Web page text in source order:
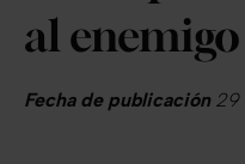
al enemigo
Fecha de publicación29